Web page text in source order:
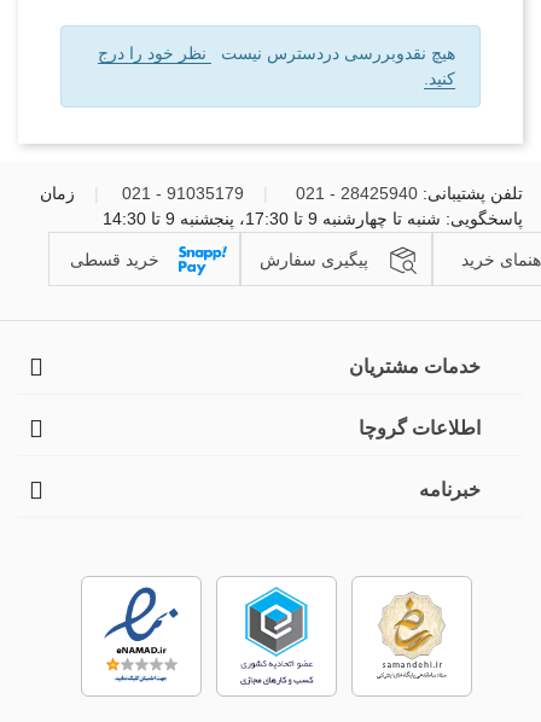
هیچ نقدوبررسی دردسترس نیست
نظر خود را درج
کنید.
تلفن پشتیبانی: 28425940 - 021
91035179 - 021
زمان
پاسخگویی: شنبه تا چهارشنبه 9 تا 17:30، پنجشنبه 9 تا 14:30
خرید پیگیری سفارش خرید قسطی
خدمات مشتریان
اطلاعات گروچا
خبرنامه